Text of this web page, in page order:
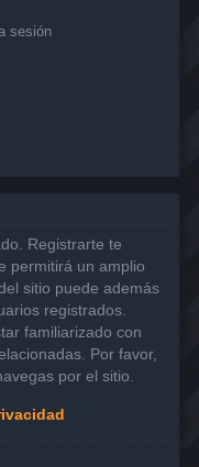
sesión
Registrarte te
permitirá un amplio
sitio puede además
registrados.
familiarizado con
Por favor,
por el sitio.